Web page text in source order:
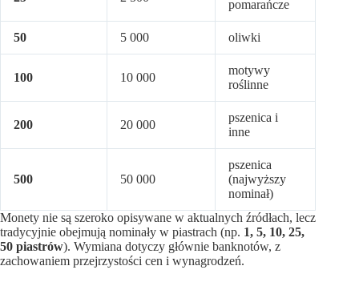
pomarańcze
50 5 000 oliwki
100 10 000
motywy
roślinne
200 20 000
pszenica i
inne
500 50 000
pszenica
(najwyższy
nominał)
Monety nie są szeroko opisywane w aktualnych źródłach, lecz
tradycyjnie obejmują nominały w piastrach (np. 1, 5, 10, 25,
50 piastrów). Wymiana dotyczy głównie banknotów, z
zachowaniem przejrzystości cen i wynagrodzeń.